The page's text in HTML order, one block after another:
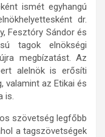
ismét egyhangú
dr.
Fesztóry Sándor és
tagok elnökségi
megbízatást. Az
alelnök is erősíti
valamint az Etikai és
is.
szövetség legfőbb
a tagszövetségek